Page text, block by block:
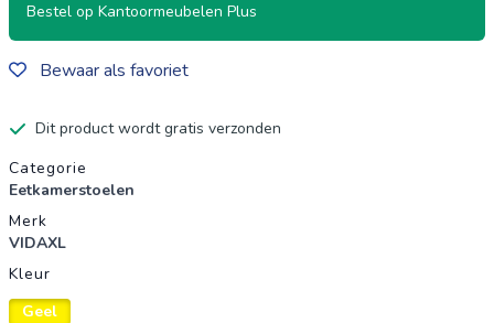
Bestel op Kantoormeubelen Plus
Bewaar als favoriet
Dit product wordt gratis verzonden
Productgegevens
Categorie
Eetkamerstoelen
Merk
VIDAXL
Kleur
Geel